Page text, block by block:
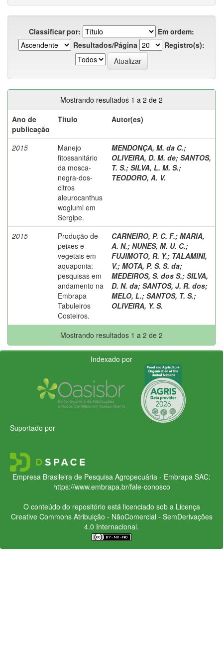
Classificar por:
Em ordem:
Resultados/Página
Registro(s):
Mostrando resultados 1 a 2 de 2
Ano de
publicação
Título Autor(es)
2015
Manejo
fitossanitário
da mosca-
negra-dos-
citros
aleurocanthus
woglumi em
Sergipe.
MENDONÇA, M. da C.;
OLIVEIRA, D. M. de; SANTOS,
T. S.; SILVA, L. M. S.;
TEODORO, A. V.
2015
Produção de
peixes e
vegetais em
aquaponia:
pesquisas em
andamento na
Embrapa
Tabuleiros
Costeiros.
CARNEIRO, P. C. F.; MARIA,
A. N.; NUNES, M. U. C.;
FUJIMOTO, R. Y.; TALAMINI,
V.; MOTA, P. S. S. da;
MEDEIROS, S. dos S.; SILVA,
D. N. da; SANTOS, J. R. dos;
MELO, L.; SANTOS, T. S.;
OLIVEIRA, Y. S.
Mostrando resultados 1 a 2 de 2
Indexado por
Suportado por
Empresa Brasileira de Pesquisa Agropecuária - Embrapa SAC:
https://www.embrapa.br/fale-conosco
O conteúdo do repositório está licenciado sob a Licença
Creative CommonsAtribuição - NãoComercial - SemDerivações
4.0 Internacional.